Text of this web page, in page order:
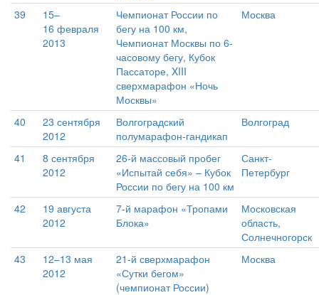
39
15–
16 февраля
2013
Чемпионат России по
бегу на 100 км,
Чемпионат Москвы по 6-
часовому бегу, Кубок
Пассаторе, XIII
сверхмарафон «Ночь
Москвы»
Москва
40
23 сентября
2012
Волгоградский
полумарафон-гандикап
Волгоград
41
8 сентября
2012
26-й массовый пробег
«Испытай себя» – Кубок
России по бегу на 100 км
Санкт-
Петербург
42
19 августа
2012
7-й марафон «Тропами
Блока»
Московская
область,
Солнечногорск
43
12–13 мая
2012
21-й сверхмарафон
«Сутки бегом»
(чемпионат России)
Москва